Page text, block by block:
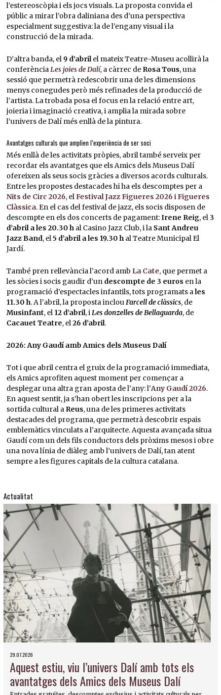
l’estereoscòpia i els jocs visuals. La proposta convida el
públic a mirar l’obra daliniana des d’una perspectiva
especialment suggestiva: la de l’engany visual i la
construcció de la mirada.
D’altra banda, el 9 d’abrilel mateix Teatre-Museu acollirà la
conferènciaLes joies de Dalí, a càrrec de Rosa Tous, una
sessió que permetrà redescobrir una de les dimensions
menys conegudes però més refinades de la producció de
l’artista. La trobada posa el focus en la relació entre art,
joieria i imaginació creativa, i amplia la mirada sobre
l’univers de Dalí més enllà de la pintura.
Avantatges culturals que amplien l’experiència de ser soci
Més enllà de les activitats pròpies, abril també serveix per
recordar els avantatges que els Amics dels Museus Dalí
ofereixen als seus socis gràcies a diversos acords culturals.
Entre les propostes destacades hi ha els descomptes per a
Nits de Circ 2026, elFestival Jazz Figueres 2026 iFigueres
Clàssica. En el cas del festival de jazz, els socis disposen de
descompte en els dos concerts de pagament:Irene Reig, el 3
d’abril a les 20.30 hal Casino Jazz Club, i la Sant Andreu
Jazz Band, el5 d’abril a les 19.30 hal Teatre Municipal El
Jardí.
També pren rellevància l’acord amb La Cate, que permet a
les sòcies i socis gaudir d’un descompte de 3 euros en la
programació d’espectacles infantils, tots programats ales
11.30 h. A l’abril, la proposta inclouFarcell de clàssics, de
Musinfant, el 12 d’abril, iLes donzelles de Bellaguarda, de
Cacauet Teatre, el26 d’abril.
2026: Any Gaudí amb Amics dels Museus Dalí
Tot i que abril centra el gruix de la programació immediata,
els Amics aprofiten aquest moment per començar a
desplegar una altra gran aposta de l’any: l’Any Gaudí 2026.
En aquest sentit, ja s’han obert les inscripcions per a la
sortida cultural a Reus, una de les primeres activitats
destacades del programa, que permetrà descobrir espais
emblemàtics vinculats a l’arquitecte. Aquesta avançada situa
Gaudí com un dels fils conductors dels pròxims mesos i obre
una nova línia de diàleg amb l’univers de Dalí, tan atent
sempre a les figures capitals de la cultura catalana.
Actualitat
29.07.2026
Aquest estiu, viu l’univers Dalí amb tots els
avantatges dels Amics dels Museus Dalí